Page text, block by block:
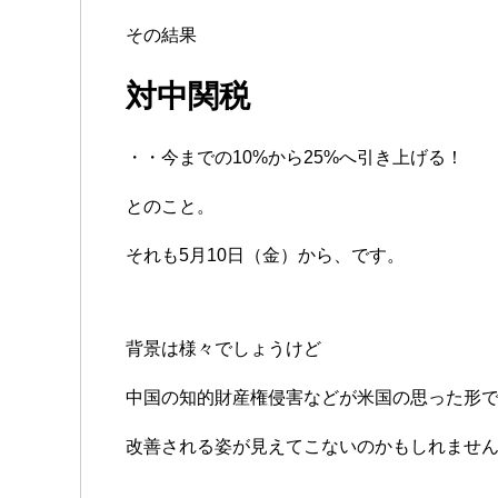
その結果
対中関税
・・今までの10%から25%へ引き上げる！
とのこと。
それも5月10日（金）から、です。
背景は様々でしょうけど
中国の知的財産権侵害などが米国の思った形で
改善される姿が見えてこないのかもしれませ